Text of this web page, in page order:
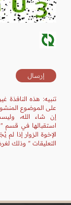
تنبيه: هذه النافذة
على الموضوع
إن شاء الله،
استقبالها في قسم
الإخوة الزوار إذا
التعليقات " وذلك